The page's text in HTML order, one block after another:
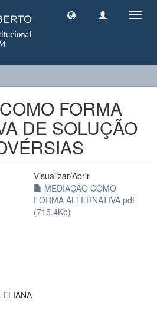
FORMA
DE SOLUÇÃO
Visualizar/Abrir
MEDIAÇÃO COMO
FORMA ALTERNATIVA.pdf
(715.4Kb)
ELIANA